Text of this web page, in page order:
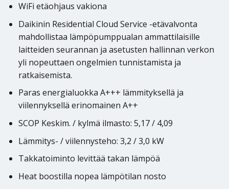
WiFi etäohjaus vakiona
Daikinin Residential Cloud Service -etävalvonta
mahdollistaa lämpöpumppualan ammattilaisille
laitteiden seurannan ja asetusten hallinnan verkon
yli nopeuttaen ongelmien tunnistamista ja
ratkaisemista.
Paras energialuokka A+++ lämmityksellä ja
viilennyksellä erinomainen A++
SCOP Keskim. / kylmä ilmasto: 5,17 / 4,09
Lämmitys- / viilennysteho: 3,2 / 3,0 kW
Takkatoiminto levittää takan lämpöä
Heat boostilla nopea lämpötilan nosto